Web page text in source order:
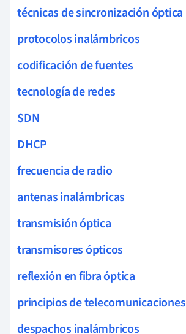
técnicas de sincronización óptica
protocolos inalámbricos
codificación de fuentes
tecnología de redes
SDN
DHCP
frecuencia de radio
antenas inalámbricas
transmisión óptica
transmisores ópticos
reflexión en fibra óptica
principios de telecomunicaciones
despachos inalámbricos